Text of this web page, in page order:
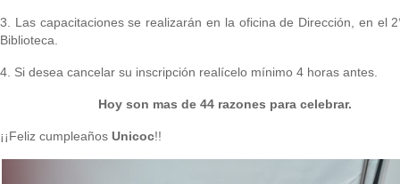
3. Las capacitaciones se realizarán en la oficina de Dirección, en el
Biblioteca.
4. Si desea cancelar su inscripción realícelo mínimo 4 horas antes.
Hoy son mas de 44 razones para celebrar.
¡¡Feliz cumpleaños Unicoc!!